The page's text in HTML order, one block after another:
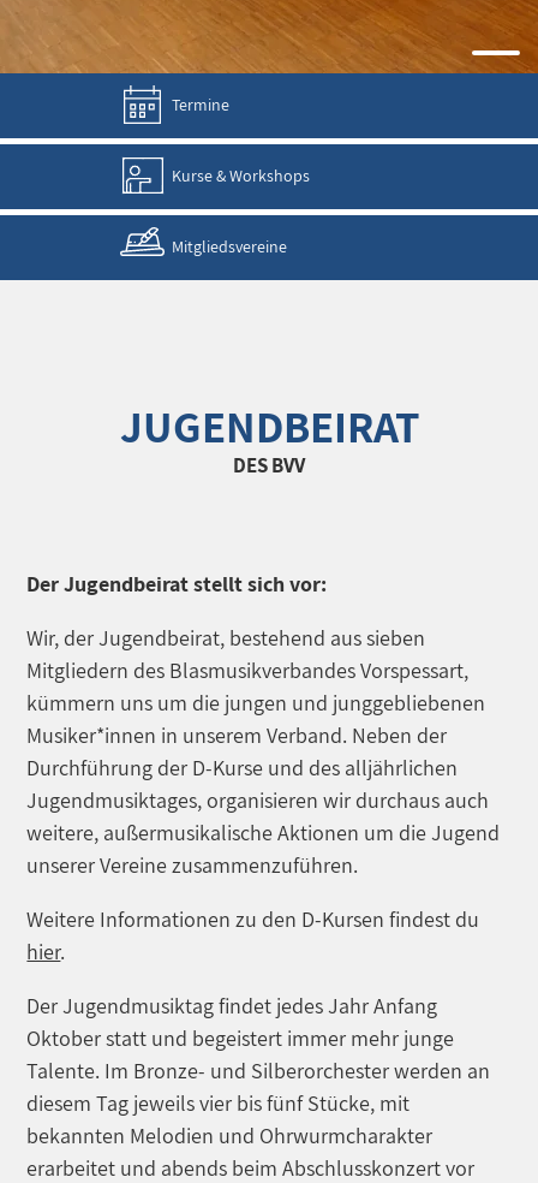
Termine
Kurse & Workshops
Mitgliedsvereine
JUGENDBEIRAT
DES BVV
Der Jugendbeirat stellt sich vor:
Wir, der Jugendbeirat, bestehend aus sieben
Mitgliedern des Blasmusikverbandes Vorspessart,
kümmern uns um die jungen und junggebliebenen
Musiker*innen in unserem Verband. Neben der
Durchführung der D-Kurse und des alljährlichen
Jugendmusiktages, organisieren wir durchaus auch
weitere, außermusikalische Aktionen um die Jugend
unserer Vereine zusammenzuführen.
Weitere Informationen zu den D-Kursen findest du
hier.
Der Jugendmusiktag findet jedes Jahr Anfang
Oktober statt und begeistert immer mehr junge
Talente. Im Bronze- und Silberorchester werden an
diesem Tag jeweils vier bis fünf Stücke, mit
bekannten Melodien und Ohrwurmcharakter
erarbeitet und abends beim Abschlusskonzert vor